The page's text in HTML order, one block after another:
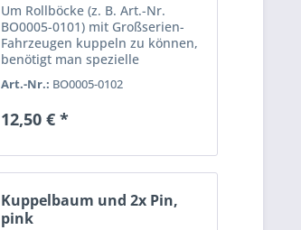
Um Rollböcke (z. B. Art.-Nr.
BO0005-0101) mit Großserien-
Fahrzeugen kuppeln zu können,
benötigt man spezielle
Kuppelstange, 2x Pin. Farbe
Art.-Nr.: BO0005-0102
12,50 € *
Kuppelbaum und 2x Pin,
pink